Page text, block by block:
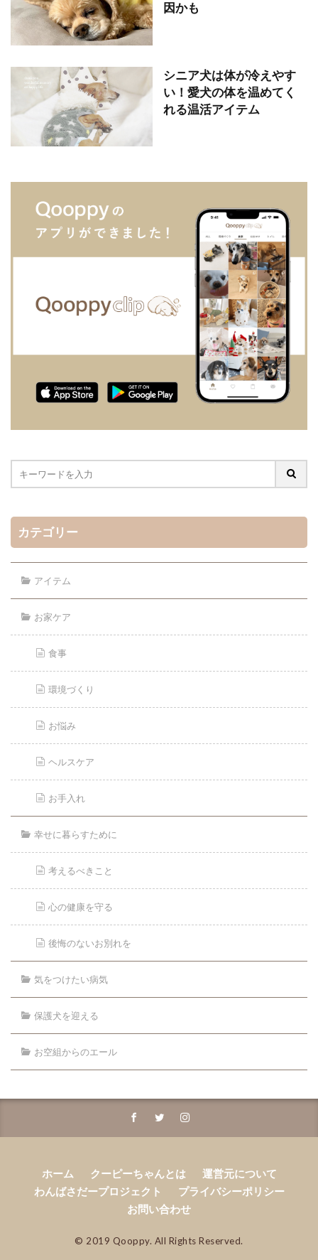
因かも
シニア犬は体が冷えやす
い！愛犬の体を温めてく
れる温活アイテム
カテゴリー
アイテム
お家ケア
食事
環境づくり
お悩み
ヘルスケア
お手入れ
幸せに暮らすために
考えるべきこと
心の健康を守る
後悔のないお別れを
気をつけたい病気
保護犬を迎える
お空組からのエール
ホーム クーピーちゃんとは
運営元について
わんばさだープロジェクト
プライバシーポリシー
お問い合わせ
© 2019 Qooppy. All Rights Reserved.